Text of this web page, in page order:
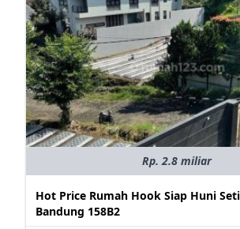
Rp. 2.8 miliar
Hot Price Rumah Hook Siap Huni
Bandung 158B2